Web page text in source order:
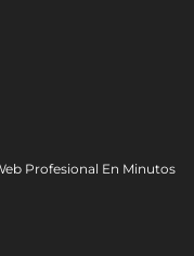
Profesional En Minutos